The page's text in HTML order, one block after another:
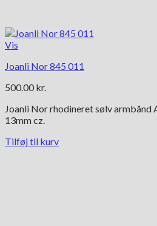
Vis
Joanli Nor 845 011
500.00 kr.
Joanli Nor rhodineret sølv
13mm cz.
Tilføj til kurv